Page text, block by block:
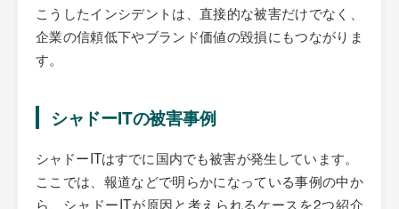
こうしたインシデントは、直接的な被害だけでなく、
企業の信頼低下やブランド価値の毀損にもつながりま
す。
シャドーITの被害事例
シャドーITはすでに国内でも被害が発生しています。
ここでは、報道などで明らかになっている事例の中か
ら、シャドーITが原因と考えられるケースを2つ紹介